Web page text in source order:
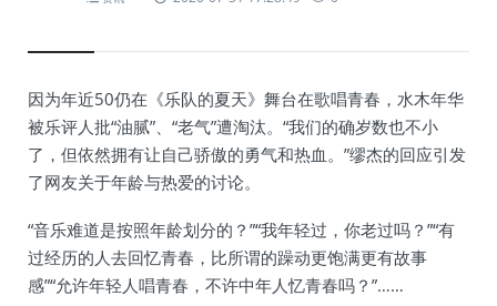
因为年近50仍在《乐队的夏天》舞台在歌唱青春，水木年华
被乐评人批“油腻”、“老气”遭淘汰。“我们的确岁数也不小
了，但依然拥有让自己骄傲的勇气和热血。”缪杰的回应引发
了网友关于年龄与热爱的讨论。
“音乐难道是按照年龄划分的？”“我年轻过，你老过吗？”“有
过经历的人去回忆青春，比所谓的躁动更饱满更有故事
感”“允许年轻人唱青春，不许中年人忆青春吗？”……